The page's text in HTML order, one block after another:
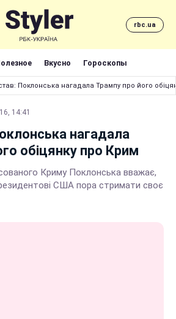
rbc.ua
Вкусно Гороскопы
Поклонська нагадала Трампу про його
14:41
нагадала
обіцянку про Крим
Криму Поклонська вважає,
США пора стримати своє